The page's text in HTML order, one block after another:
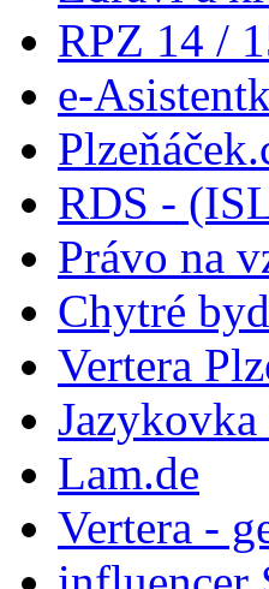
RPZ 14 /
e-
RDS -
Právo na
Chytré
Vertera
Lam.de
Vertera -